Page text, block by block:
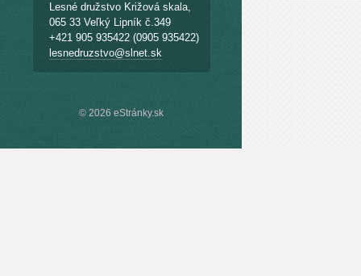
Lesné družstvo Križová skala,
065 33 Veľký Lipník č.349
+421 905 935422 (0905 935422)
lesnedruzstvo@slnet.sk
© 2026 eStránky.sk